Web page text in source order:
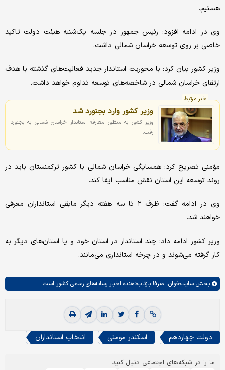
هستیم.
وی در ادامه افزود: رئیس جمهور در جلسه یک‌شنبه هیئت دولت تاکید
خاصی بر روی توسعه خراسان شمالی داشت.
وزیر کشور بیان کرد: با محوریت استاندار جدید فعالیت‌های گذشته با هدف
ارتقای خراسان شمالی در شاخصه‌های توسعه تداوم خواهد داشت.
خبر مرتبط
وزیر کشور وارد بجنورد شد
وزیر کشور به منظور معارفه استاندار خراسان شمالی به بجنورد
رفت.
مؤمنی تصریح کرد: همسایگی خراسان شمالی با کشور ترکمنستان باید در
روند توسعه این استان نقش مناسب ایفا کند.
وی در ادامه گفت: ظرف ۲ تا سه هفته دیگر مابقی استانداران معرفی
خواهند شد.
وزیر کشور ادامه داد: چند استاندار در استان خود و یا استان‌های دیگر به
کار گرفته می‌شوند و در چرخه استانداری می‌مانند.
بخش سایت‌خوان، صرفا بازتاب‌دهنده اخبار رسانه‌های رسمی کشور است.
دولت چهاردهم اسکندر مومنی انتخاب استانداران
ما را در شبکه‌های اجتماعی دنبال کنید